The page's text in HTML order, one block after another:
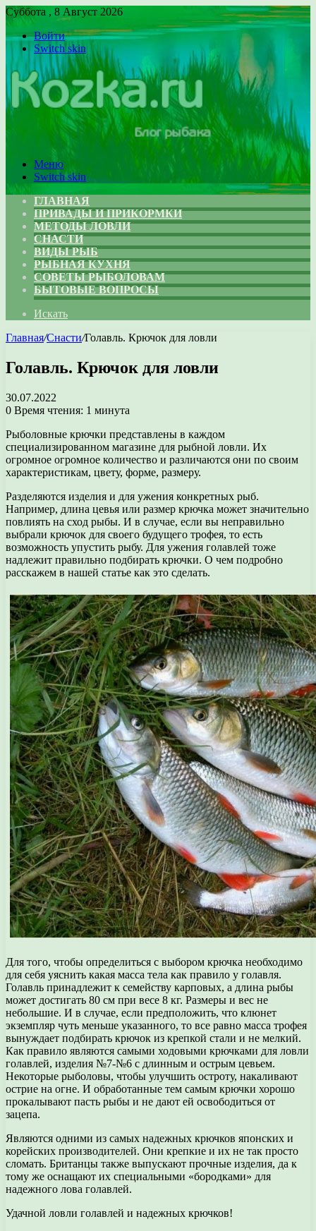
Суббота , 8 Август 2026
Войти
Switch skin
Меню
Switch skin
ГЛАВНАЯ
ПРИВАДЫ И ПРИКОРМКИ
МЕТОДЫ ЛОВЛИ
СНАСТИ
ВИДЫ РЫБ
РЫБНАЯ КУХНЯ
СОВЕТЫ РЫБОЛОВАМ
БЫТОВЫЕ ВОПРОСЫ
Искать
Главная/Снасти/Голавль. Крючок для ловли
Голавль. Крючок для ловли
30.07.2022
0 Время чтения: 1 минута
Рыболовные крючки представлены в каждом
специализированном магазине для рыбной ловли. Их
огромное огромное количество и различаются они по своим
характеристикам, цвету, форме, размеру.
Разделяются изделия и для ужения конкретных рыб.
Например, длина цевья или размер крючка может значительно
повлиять на сход рыбы. И в случае, если вы неправильно
выбрали крючок для своего будущего трофея, то есть
возможность упустить рыбу. Для ужения голавлей тоже
надлежит правильно подбирать крючки. О чем подробно
расскажем в нашей статье как это сделать.
Для того, чтобы определиться с выбором крючка необходимо
для себя уяснить какая масса тела как правило у голавля.
Голавль принадлежит к семейству карповых, а длина рыбы
может достигать 80 см при весе 8 кг. Размеры и вес не
небольшие. И в случае, если предположить, что клюнет
экземпляр чуть меньше указанного, то все равно масса трофея
вынуждает подбирать крючок из крепкой стали и не мелкий.
Как правило являются самыми ходовыми крючками для ловли
голавлей, изделия №7-№6 с длинным и острым цевьем.
Некоторые рыболовы, чтобы улучшить остроту, накаливают
острие на огне. И обработанные тем самым крючки хорошо
прокалывают пасть рыбы и не дают ей освободиться от
зацепа.
Являются одними из самых надежных крючков японских и
корейских производителей. Они крепкие и их не так просто
сломать. Британцы также выпускают прочные изделия, да к
тому же оснащают их специальными «бородками» для
надежного лова голавлей.
Удачной ловли голавлей и надежных крючков!